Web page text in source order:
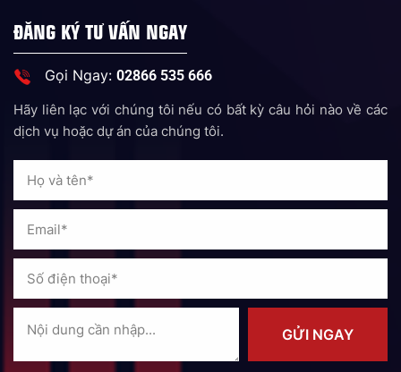
ĐĂNG KÝ TƯ VẤN NGAY
Gọi Ngay: 02866 535 666
Hãy liên lạc với chúng tôi nếu có bất kỳ câu hỏi nào về các
dịch vụ hoặc dự án của chúng tôi.
GỬI NGAY